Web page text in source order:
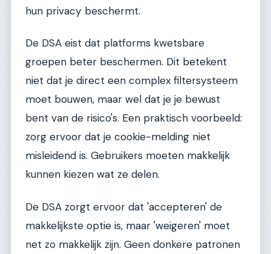
hun privacy beschermt.
De DSA eist dat platforms kwetsbare
groepen beter beschermen. Dit betekent
niet dat je direct een complex filtersysteem
moet bouwen, maar wel dat je je bewust
bent van de risico's. Een praktisch voorbeeld:
zorg ervoor dat je cookie-melding niet
misleidend is. Gebruikers moeten makkelijk
kunnen kiezen wat ze delen.
De DSA zorgt ervoor dat 'accepteren' de
makkelijkste optie is, maar 'weigeren' moet
net zo makkelijk zijn. Geen donkere patronen